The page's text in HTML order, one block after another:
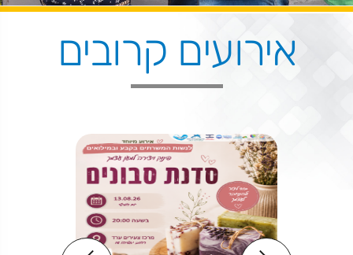
אירועים קרובים